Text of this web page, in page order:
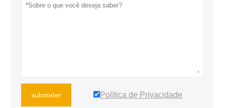
submeter Política de Privacidade